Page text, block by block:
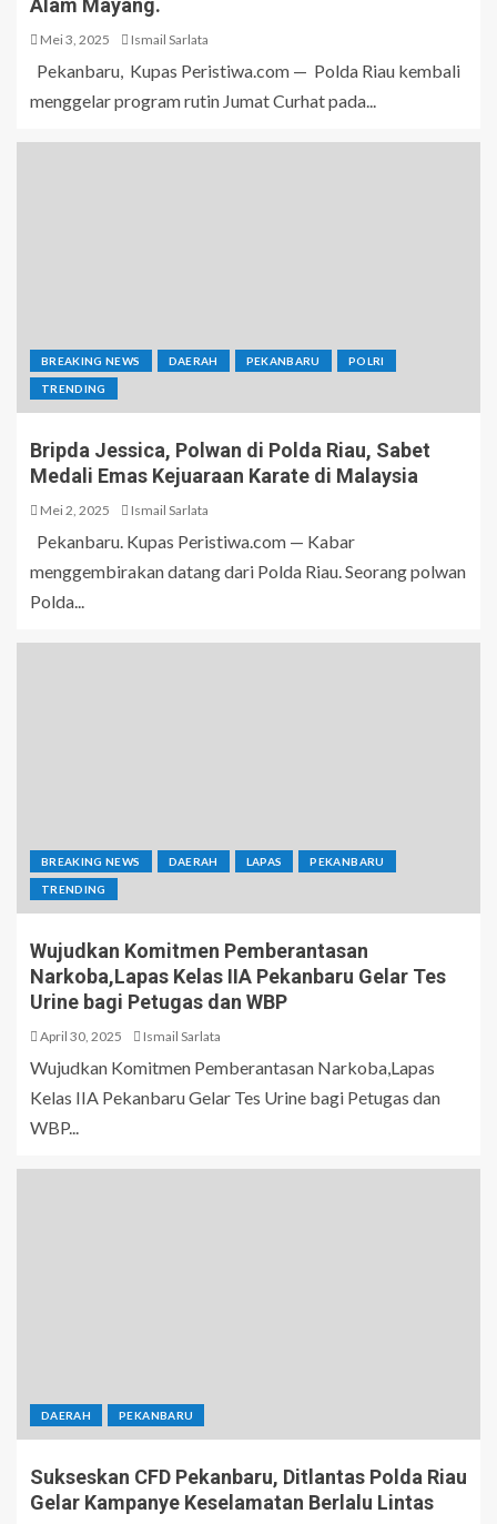
Alam Mayang.
Mei 3, 2025 Ismail Sarlata
Pekanbaru, Kupas Peristiwa.com — Polda Riau kembali
menggelar program rutin Jumat Curhat pada...
BREAKING NEWS DAERAH PEKANBARU POLRI
TRENDING
Bripda Jessica, Polwan di Polda Riau, Sabet
Medali Emas Kejuaraan Karate di Malaysia
Mei 2, 2025 Ismail Sarlata
Pekanbaru. Kupas Peristiwa.com — Kabar
menggembirakan datang dari Polda Riau. Seorang polwan
Polda...
BREAKING NEWS DAERAH LAPAS PEKANBARU
TRENDING
Wujudkan Komitmen Pemberantasan
Narkoba,Lapas Kelas IIA Pekanbaru Gelar Tes
Urine bagi Petugas dan WBP
April 30, 2025 Ismail Sarlata
Wujudkan Komitmen Pemberantasan Narkoba,Lapas
Kelas IIA Pekanbaru Gelar Tes Urine bagi Petugas dan
WBP...
DAERAH PEKANBARU
Sukseskan CFD Pekanbaru, Ditlantas Polda Riau
Gelar Kampanye Keselamatan Berlalu Lintas